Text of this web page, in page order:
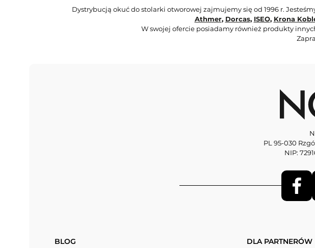
Dystrybucją okuć do stolarki otworowej zajmujemy się od 1996 r.
Athmer, Dorcas, ISEO, Krona
W swojej ofercie posiadamy również produkty
PL 95-030
NIP:
BLOG DLA PARTNERÓW